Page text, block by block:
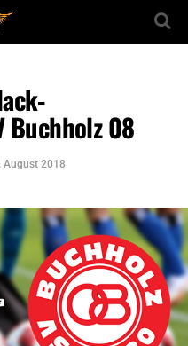
Buchholz 08
August 2018